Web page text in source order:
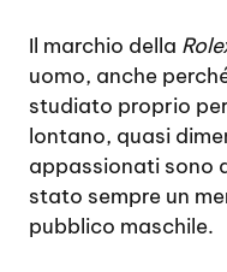
Il marchio della
uomo, anche
studiato proprio
lontano, quasi
appassionati sono
stato sempre un
pubblico maschile.